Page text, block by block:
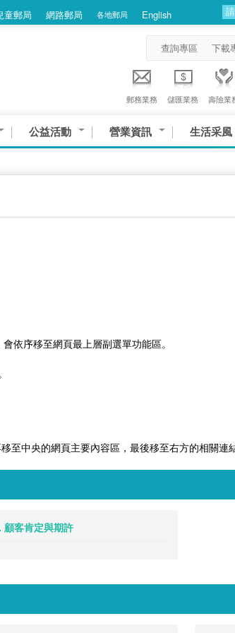
童郵局 網路郵局 各地郵局 English
查詢專區 下載
郵務業務 儲匯業務 壽險業
公益活動 營業資訊 生活采風
依序移至網頁最上層副選單功能區。
至中央的網頁主要內容區，最後移至右方的相關連
顧客肯定與期許